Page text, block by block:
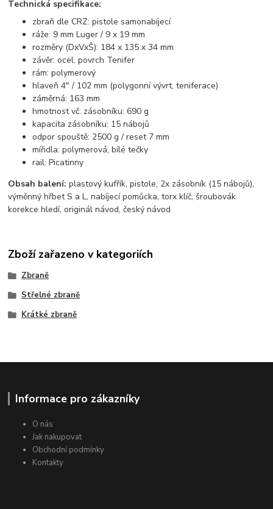
Technická specifikace:
zbraň dle CRZ: pistole samonabíjecí
ráže: 9 mm Luger / 9 x 19 mm
rozměry (DxVxŠ): 184 x 135 x 34 mm
závěr: ocel, povrch Tenifer
rám: polymerový
hlaveň 4" / 102 mm (polygonní vývrt, teniferace)
záměrná: 163 mm
hmotnost vč. zásobníku: 690 g
kapacita zásobníku: 15 nábojů
odpor spouště: 2500 g / reset 7 mm
mířidla: polymerová, bílé tečky
rail: Picatinny
Obsah balení: plastový kufřík, pistole, 2x zásobník (15 nábojů),
výměnný hřbet S a L, nabíjecí pomůcka, torx klíč, šroubovák
korekce hledí, originál návod, český návod
Zboží zařazeno v kategoriích
Zbraně
Střelné zbraně
Krátké zbraně
Informace pro zákazníky
O nás
Jak nakupovat
Obchodní podmínky
Kontakty